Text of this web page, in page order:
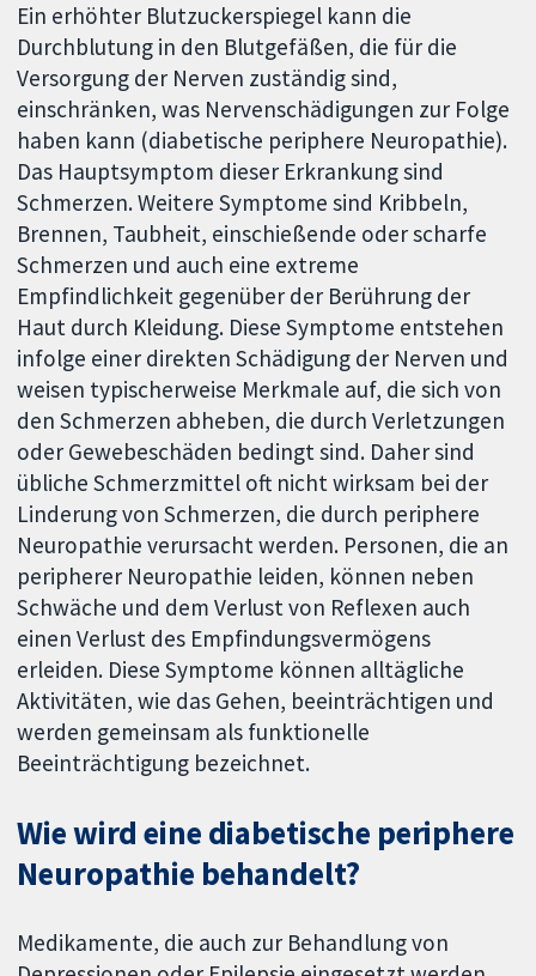
Ein erhöhter Blutzuckerspiegel kann die
Durchblutung in den Blutgefäßen, die für die
Versorgung der Nerven zuständig sind,
einschränken, was Nervenschädigungen zur Folge
haben kann (diabetische periphere Neuropathie).
Das Hauptsymptom dieser Erkrankung sind
Schmerzen. Weitere Symptome sind Kribbeln,
Brennen, Taubheit, einschießende oder scharfe
Schmerzen und auch eine extreme
Empfindlichkeit gegenüber der Berührung der
Haut durch Kleidung. Diese Symptome entstehen
infolge einer direkten Schädigung der Nerven und
weisen typischerweise Merkmale auf, die sich von
den Schmerzen abheben, die durch Verletzungen
oder Gewebeschäden bedingt sind. Daher sind
übliche Schmerzmittel oft nicht wirksam bei der
Linderung von Schmerzen, die durch periphere
Neuropathie verursacht werden. Personen, die an
peripherer Neuropathie leiden, können neben
Schwäche und dem Verlust von Reflexen auch
einen Verlust des Empfindungsvermögens
erleiden. Diese Symptome können alltägliche
Aktivitäten, wie das Gehen, beeinträchtigen und
werden gemeinsam als funktionelle
Beeinträchtigung bezeichnet.
Wie wird eine diabetische periphere
Neuropathie behandelt?
Medikamente, die auch zur Behandlung von